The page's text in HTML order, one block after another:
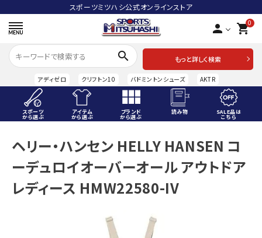
スポーツミツハシ公式オンラインストア
person 0
shopping_cart
search
もっと詳しく検索
アディゼロ クリフトン10 バドミントンシューズ AKTR
スポーツ
から選ぶ
アイテム
から選ぶ
ブランド
から選ぶ
読み物 SALE品は
こちら
ようこそ ゲスト 様
meeting_room ログイン person 会員登録
ヘリー・ハンセン HELLY HANSEN コ
ーデュロイオーバーオール アウトドア
レディース HMW22580-IV